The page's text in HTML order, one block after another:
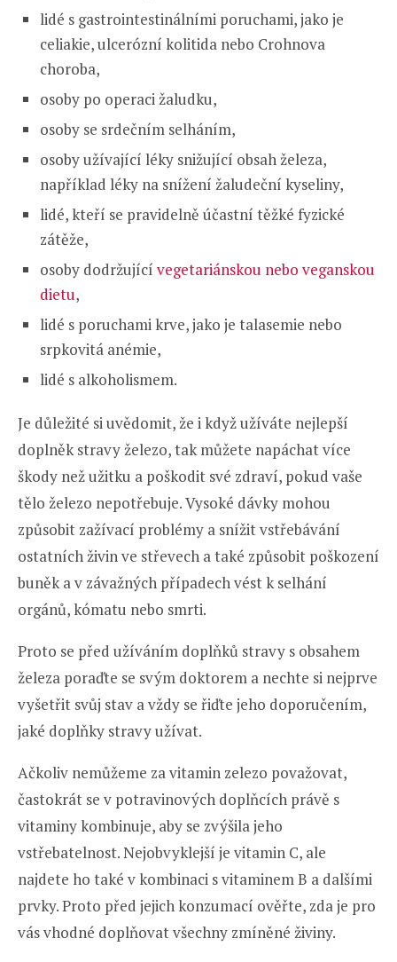
lidé s gastrointestinálními poruchami, jako je
celiakie, ulcerózní kolitida nebo Crohnova
choroba,
osoby po operaci žaludku,
osoby se srdečním selháním,
osoby užívající léky snižující obsah železa,
například léky na snížení žaludeční kyseliny,
lidé, kteří se pravidelně účastní těžké fyzické
zátěže,
osoby dodržující vegetariánskou nebo veganskou
dietu,
lidé s poruchami krve, jako je talasemie nebo
srpkovitá anémie,
lidé s alkoholismem.
Je důležité si uvědomit, že i když užíváte nejlepší
doplněk stravy železo, tak můžete napáchat více
škody než užitku a poškodit své zdraví, pokud vaše
tělo železo nepotřebuje. Vysoké dávky mohou
způsobit zažívací problémy a snížit vstřebávání
ostatních živin ve střevech a také způsobit poškození
buněk a v závažných případech vést k selhání
orgánů, kómatu nebo smrti.
Proto se před užíváním doplňků stravy s obsahem
železa poraďte se svým doktorem a nechte si nejprve
vyšetřit svůj stav a vždy se řiďte jeho doporučením,
jaké doplňky stravy užívat.
Ačkoliv nemůžeme za vitamin zelezo považovat,
častokrát se v potravinových doplňcích právě s
vitaminy kombinuje, aby se zvýšila jeho
vstřebatelnost. Nejobvyklejší je vitamin C, ale
najdete ho také v kombinaci s vitaminem B a dalšími
prvky. Proto před jejich konzumací ověřte, zda je pro
vás vhodné doplňovat všechny zmíněné živiny.